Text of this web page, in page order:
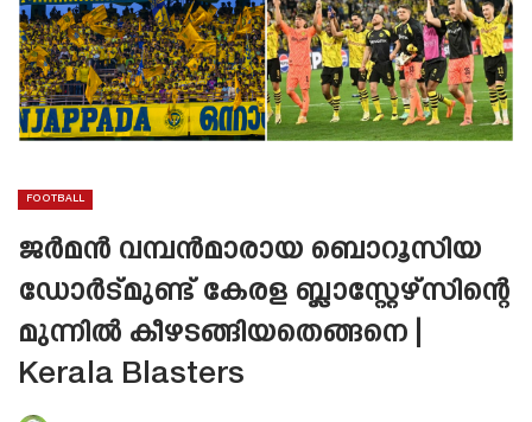
FOOTBALL
ജർമൻ വമ്പൻമാരായ ബൊറൂസിയ
ഡോർട്മുണ്ട് കേരള ബ്ലാസ്റ്റേഴ്സിന്റെ
മുന്നിൽ കീഴടങ്ങിയതെങ്ങനെ |
Kerala Blasters